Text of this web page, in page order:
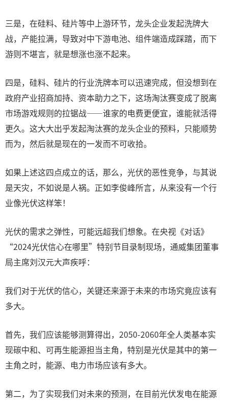
三是，在硅料、硅片等中上游环节，龙头企业发起洗牌大
战，产能拉满，导致对中下游电池、组件端造成踩踏，而下
游则不堪言，就是想涨也涨不起来。
四是，硅料、硅片的行业洗牌本可以迅速完成，但没想到在
政府产业招商加持、资本助力之下，这场淘汰赛变成了脱离
市场游戏规则的拉锯战——谁家的电费更便宜，谁能就活得
更久。这大大出乎发起淘汰赛的龙头企业的预料，只能顺势
而为，然后就是现在的一发而不可收拾。
如果上述这四点成立的话，那么，光伏的恶性竞争，与其说
是天灾，不如说是人祸。正如李俊峰所言，从来没有一个行
业像光伏这样笨！
光伏的需求之弹性，可能远超我们想象。在央视《对话》
“2024光伏信心在哪里”特别节目录制现场，通威集团董事
局主席刘汉元大声疾呼：
我们对于光伏的信心，关键还来源于未来的市场究竟应该有
多大。
首先，我们应该能够测算得出，2050-2060年全人类基本实
现碳中和、可再生能源担当主角，特别是光伏是其中的第一
主角之时，能源、电力市场应该有多大。
第二，为了实现我们对未来的预测，在目前光伏发电在能源